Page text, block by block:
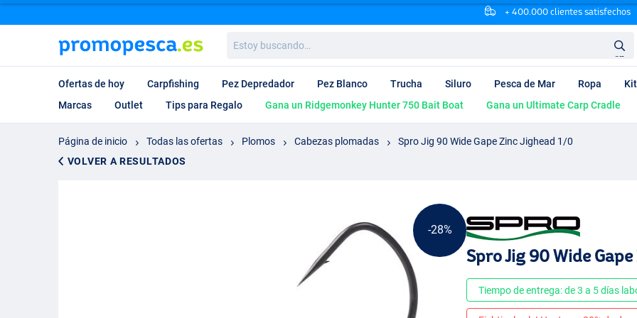
+ 400.000 clientes satisfechos
buscando…
en
Ofertas de hoy Carpfishing Pez Depredador Pez Blanco Trucha Siluro Pesca de Mar Ropa
Marcas
Outlet Tips para Regalo Gana un Ridgemonkey Hunter 750 Bait Boat Gana un Ultimate Carp Cradle
Página de inicio Todas las ofertas Plomos Cabezas plomadas
Spro Jig 90 Wide Gape Zinc Jighead 1/0
VOLVER A RESULTADOS
-28%
Spro Jig 90 Wide
Tiempo de entrega: de 3 a 5 días